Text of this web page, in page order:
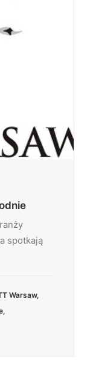
spotkają
Warsaw,
,